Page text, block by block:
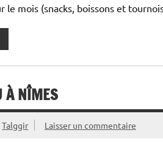
le mois (snacks, boissons et
À NÎMES
Talggir Laisser un commentaire